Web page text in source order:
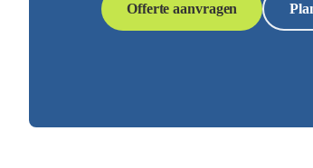
Offerte aanvragen